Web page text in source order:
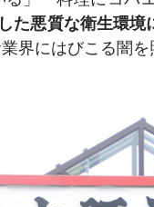
た悪質な衛生環境
界にはびこる闇を